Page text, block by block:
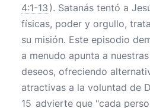
4:1-13 ). Satanás tentó a
físicas, poder y orgullo,
su misión. Este episodio
a menudo apunta a
deseos, ofreciendo
atractivas a la voluntad de
15 advierte que "cada